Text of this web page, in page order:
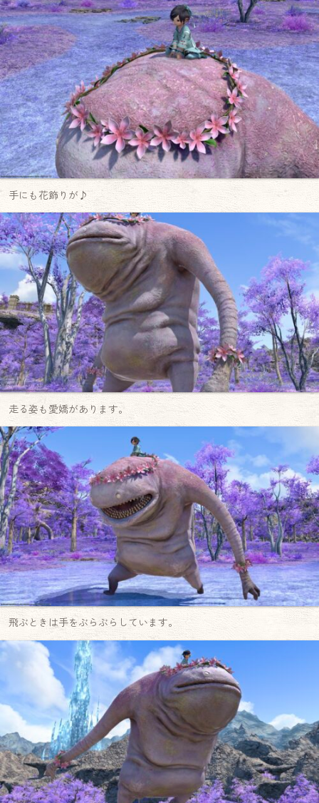
手にも花飾りが♪
走る姿も愛嬌があります。
飛ぶときは手をぶらぶらしています。